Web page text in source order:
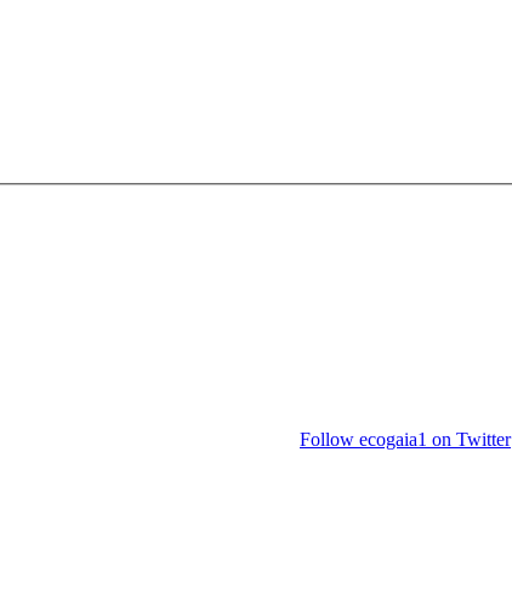
Follow ecogaia1 on Twitter